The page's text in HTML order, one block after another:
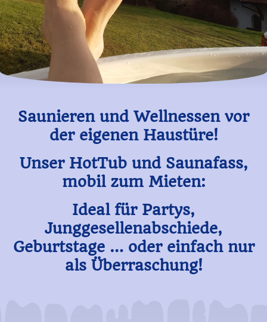
Saunieren und Wellnessen vor
der eigenen Haustüre!
Unser HotTub und Saunafass,
mobil zum Mieten:
Ideal für Partys,
Junggesellenabschiede,
Geburtstage … oder einfach nur
als Überraschung!